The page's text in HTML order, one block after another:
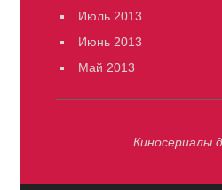
Июль 2013
Июнь 2013
Май 2013
Киносериалы